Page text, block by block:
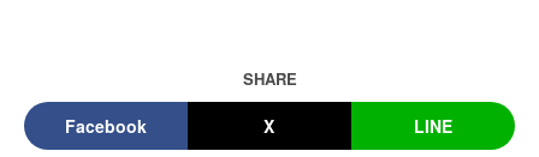
SHARE
Facebook X LINE